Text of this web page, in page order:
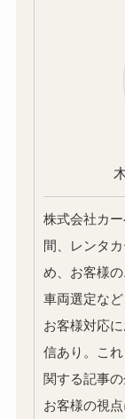
株式会社カ
間、レンタ
め、お客様
車両選定な
お客様対応
信あり。こ
関する記事
お客様の視